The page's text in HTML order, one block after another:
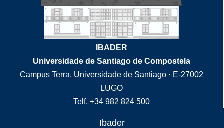
IBADER
Universidade de Santiago de Compostela
Campus Terra. Universidade de Santiago · E-27002
LUGO
Telf. +34 982 824 500
Ibader